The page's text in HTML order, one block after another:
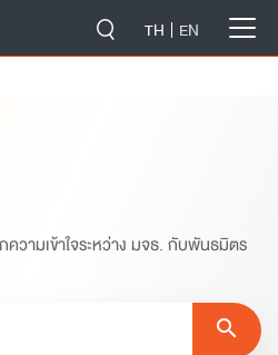
TH
EN
วามเข้าใจระหว่าง มจธ. กับพันธมิตร
search